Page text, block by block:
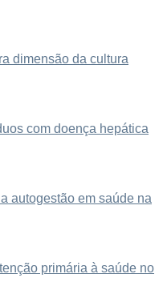
dimensão da cultura
com doença hepática
autogestão em saúde na
primária à saúde no